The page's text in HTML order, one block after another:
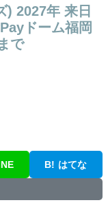
2027年 来日
ドーム福岡
で
B! はてな